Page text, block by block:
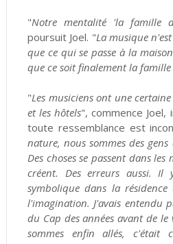
"Notre mentalité 'la famille
poursuit Joel. "La musique
que ce qui se passe à la
que ce soit finalement la
"Les musiciens ont une
et les hôtels", commence
toute ressemblance est
nature, nous sommes des
Des choses se passent dans les
créent. Des erreurs aussi. Il
symbolique dans la
l'imagination. J'avais entendu
du Cap des années avant de
sommes enfin allés, c'était